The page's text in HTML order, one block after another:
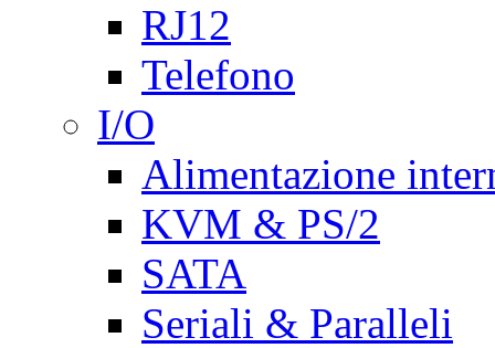
RJ12
Telefono
I/O
Alimentazione
KVM & PS/2
SATA
Seriali & Paralleli